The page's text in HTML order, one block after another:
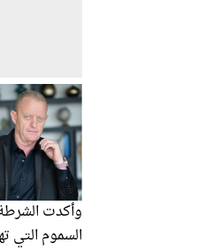
وأكدت
السموم التي